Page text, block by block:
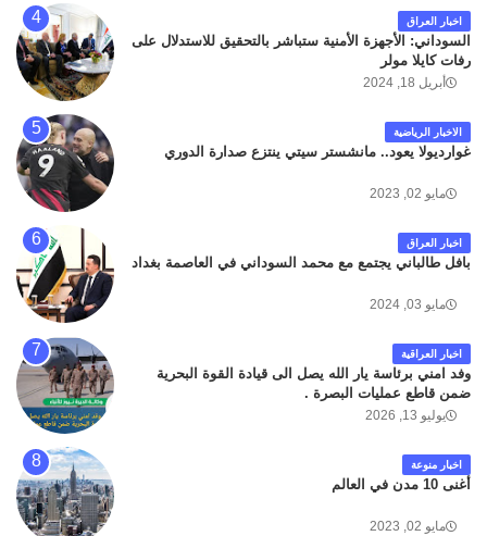
اخبار العراق
السوداني: الأجهزة الأمنية ستباشر بالتحقيق للاستدلال على
رفات كايلا مولر
أبريل 18, 2024
الاخبار الرياضية
غوارديولا يعود.. مانشستر سيتي ينتزع صدارة الدوري
مايو 02, 2023
اخبار العراق
بافل طالباني يجتمع مع محمد السوداني في العاصمة بغداد
مايو 03, 2024
اخبار العراقية
وفد امني برئاسة يار الله يصل الى قيادة القوة البحرية
ضمن قاطع عمليات البصرة .
يوليو 13, 2026
اخبار منوعة
أغنى 10 مدن في العالم
مايو 02, 2023